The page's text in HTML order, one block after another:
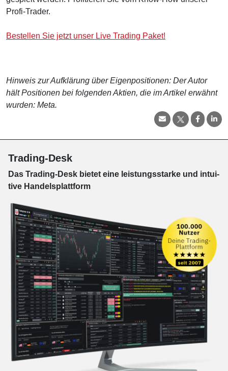
Profi-Trader.
Bestellen Sie jetzt unser Live Trading Paket!
Hinweis zur Aufklärung über Eigenpositionen: Der Autor
hält Positionen bei folgenden Aktien, die im Artikel erwähnt
wurden: Meta.
Trading-Desk
Das Trading-Desk bie­tet eine leis­tungs­star­ke und in­tui­
tive Han­dels­platt­form